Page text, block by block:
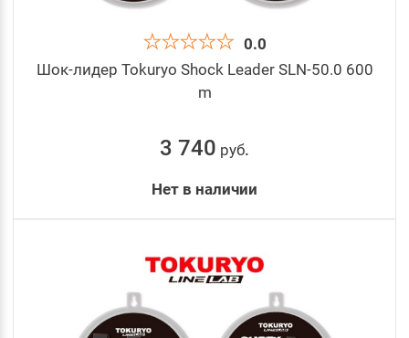
0.0
Шок-лидер Tokuryo Shock Leader SLN-50.0 600
m
3 740 руб.
Нет в наличии